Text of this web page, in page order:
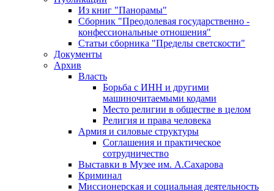
Из книг "Панорамы"
Сборник "Преодолевая государственно -
конфессиональные отношения"
Статьи сборника "Пределы светскости"
Документы
Архив
Власть
Борьба с ИНН и другими
машиночитаемыми кодами
Место религии в обществе в целом
Религия и права человека
Армия и силовые структуры
Соглашения и практическое
сотрудничество
Выставки в Музее им. А.Сахарова
Криминал
Миссионерская и социальная деятельность